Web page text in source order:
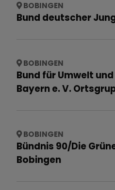
BOBINGEN
Bund deutscher
BOBINGEN
Bund für Umwelt
Bayern e. V.
BOBINGEN
Bündnis 90/Die
Bobingen